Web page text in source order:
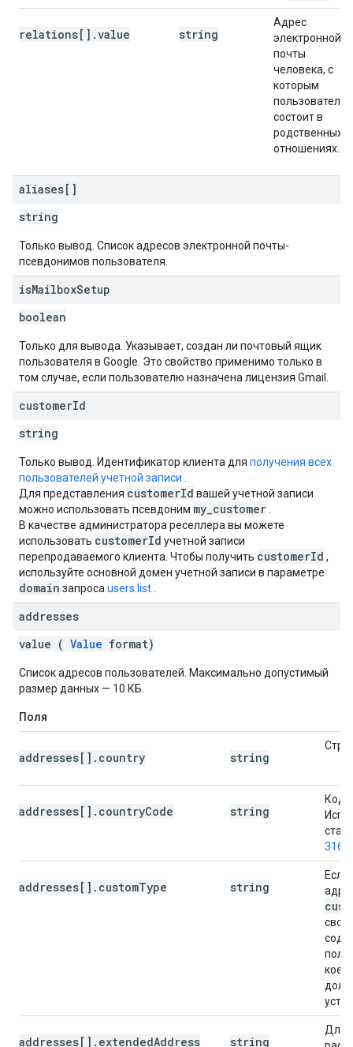
relations[].value string
Адрес
электронной
почты
человека, с
которым
пользователь
состоит в
родственных
отношениях.
aliases[]
string
Только вывод. Список адресов электронной почты-
псевдонимов пользователя.
isMailboxSetup
boolean
Только для вывода. Указывает, создан ли почтовый ящик
пользователя в Google. Это свойство применимо только в
том случае, если пользователю назначена лицензия Gmail.
customerId
string
Только вывод. Идентификатор клиента для получения всех
пользователей учетной записи
Для представления customerId вашей учетной записи
можно использовать псевдоним my_customer
В качестве администратора реселлера вы можете
использовать customerId учетной записи
перепродаваемого клиента. Чтобы получить customerId ,
используйте основной домен учетной записи в параметре
domain запроса users.list
addresses
value ( Value format)
Список адресов пользователей. Максимально допустимый
размер данных — 10 КБ.
Поля
addresses[].country string
addresses[].countryCode string
Код
addresses[].customType string
Если
кое
addresses[].extendedAddress string
Для